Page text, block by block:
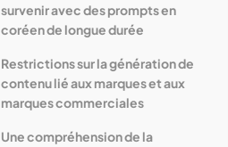
survenir avec des prompts en
coréen de longue durée
Restrictions sur la génération de
contenu lié aux marques et aux
marques commerciales
Une compréhension de la